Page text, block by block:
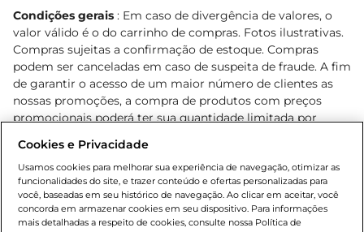
Condições gerais : Em caso de divergência de valores, o
valor válido é o do carrinho de compras. Fotos ilustrativas.
Compras sujeitas a confirmação de estoque. Compras
podem ser canceladas em caso de suspeita de fraude. A fim
de garantir o acesso de um maior número de clientes as
nossas promoções, a compra de produtos com preços
promocionais poderá ter sua quantidade limitada por
o e-commerce e válidos durante o dia de hoje, podendo
sofrer alterações sem prévia notificação. Proibida a venda
de bebidas alcoólicas para menores de 18 anos, conforme
Lei n.º 8069/90, art. 81, inciso II (Estatuto da Criança e do
Adolescente). Preços e condições exclusivos para o
Cookies e Privacidade
Usamos cookies para melhorar sua experiência de navegação, otimizar as
funcionalidades do site, e trazer conteúdo e ofertas personalizadas para
você, baseadas em seu histórico de navegação. Ao clicar em aceitar, você
concorda em armazenar cookies em seu dispositivo. Para informações
mais detalhadas a respeito de cookies, consulte nossa Política de